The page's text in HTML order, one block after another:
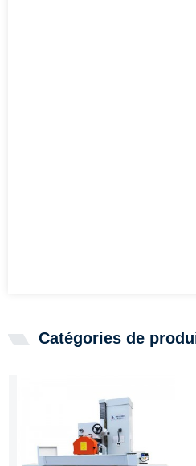
Catégories de